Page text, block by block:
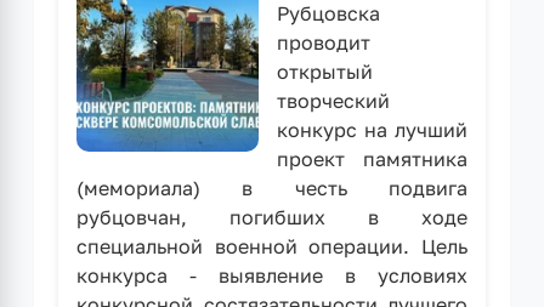
женщин
Рубцовска
проводит
открытый
творческий
конкурс на лучший
проект памятника
(мемориала) в честь подвига
рубцовчан, погибших в ходе
специальной военной операции. Цель
конкурса - выявление в условиях